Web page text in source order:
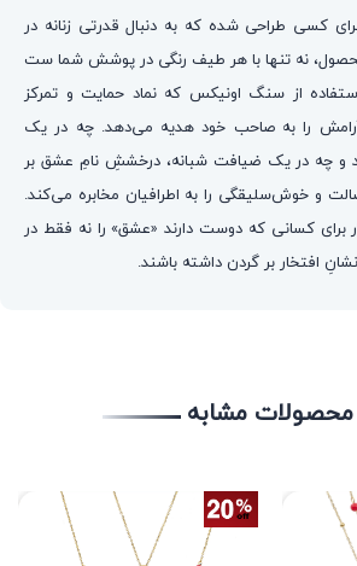
کسی طراحی شده که به دنبال قدرتی زنانه در
نه تنها با هر طیف رنگی در پوشش شما ست
از سنگ اونیکس که نماد حمایت و تمرکز
را به صاحب خود هدیه می‌دهد. چه در یک
و چه در یک ضیافت شبانه، درخششِ نامِ عشق بر
و خوش‌سلیقگی را به اطرافیان مخابره می‌کند.
برای کسانی که دوست دارند «عشق» را نه فقط در
افتخار بر گردن داشته باشند.
محصولات مشابه